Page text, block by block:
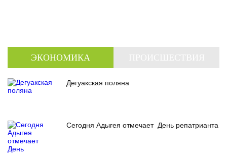
ЭКОНОМИКА
Дегуакская поляна
Сегодня Адыгея отмечает День репатрианта